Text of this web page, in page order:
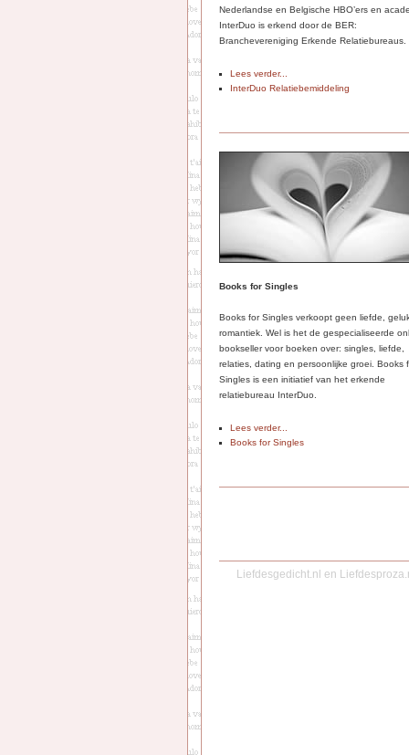
Nederlandse en Belgische HBO’ers en
InterDuo is erkend door de BER:
Branchevereniging Erkende Relatiebureaus.
Lees verder...
InterDuo Relatiebemiddeling
Books for Singles
Books for Singles verkoopt geen liefde,
romantiek. Wel is het de gespecialiseerde
bookseller voor boeken over: singles, liefde,
relaties, dating en persoonlijke groei. Books
Singles is een initiatief van het erkende
relatiebureau InterDuo.
Lees verder...
Books for Singles
Liefdesgedicht.nl en